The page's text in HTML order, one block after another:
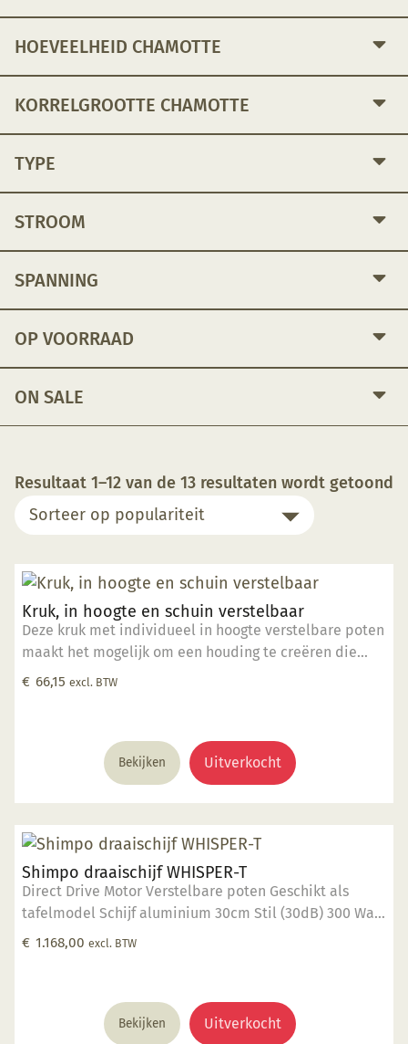
HOEVEELHEID CHAMOTTE
KORRELGROOTTE CHAMOTTE
TYPE
STROOM
SPANNING
OP VOORRAAD
ON SALE
Resultaat 1–12 van de 13 resultaten wordt getoond
Kruk, in hoogte en schuin verstelbaar
Deze kruk met individueel in hoogte verstelbare poten
maakt het mogelijk om een houding te creëren die
comfortabel is en de spanning op uw onderrug
€ 66,15 excl. BTW
Bekijken Uitverkocht
Shimpo draaischijf WHISPER-T
Direct Drive Motor Verstelbare poten Geschikt als
tafelmodel Schijf aluminium 30cm Stil (30dB) 300 Watt
vermogen 15 kg draaigewicht. Op dit product krijgt u 2
€ 1.168,00 excl. BTW
Bekijken Uitverkocht